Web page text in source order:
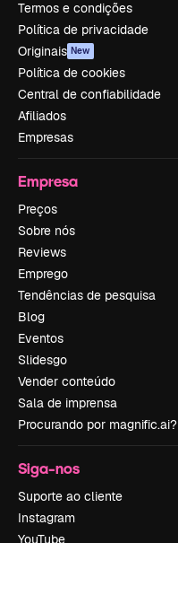
Termos e condições
Política de privacidade
Originais New
Política de cookies
Central de confiabilidade
Afiliados
Empresas
Empresa
Preços
Sobre nós
Reviews
Emprego
Tendências de pesquisa
Blog
Eventos
Slidesgo
Vender conteúdo
Sala de imprensa
Procurando por magnific.ai?
Siga-nos
Suporte ao cliente
Instagram
YouTube